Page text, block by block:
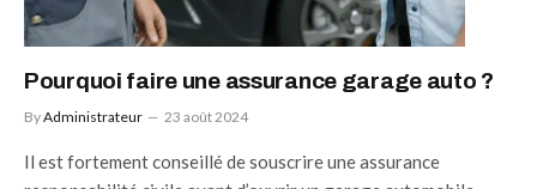
Pourquoi faire une assurance garage auto ?
ByAdministrateur 23 août 2024
Il est fortement conseillé de souscrire une assurance